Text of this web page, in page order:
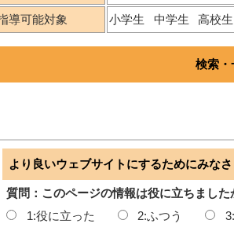
導可能対象 小学生 中学生 高校生
検索・
より良いウェブサイトにするためにみな
質問：このページの情報は役に立ちました
1:役に立った
2:ふつう